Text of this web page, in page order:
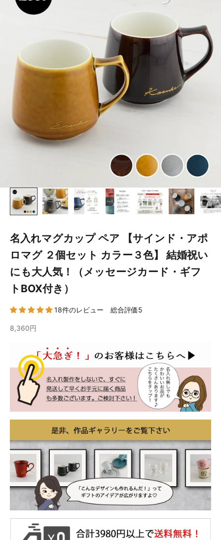
名入れマグカップ ペア 【サインド・アポ
ロマグ ２個セット カラー３色】 結婚祝い
にも大人気！（メッセージカード・ギフ
トBOX付き）
18件のレビュー 総合評価5
8,360円